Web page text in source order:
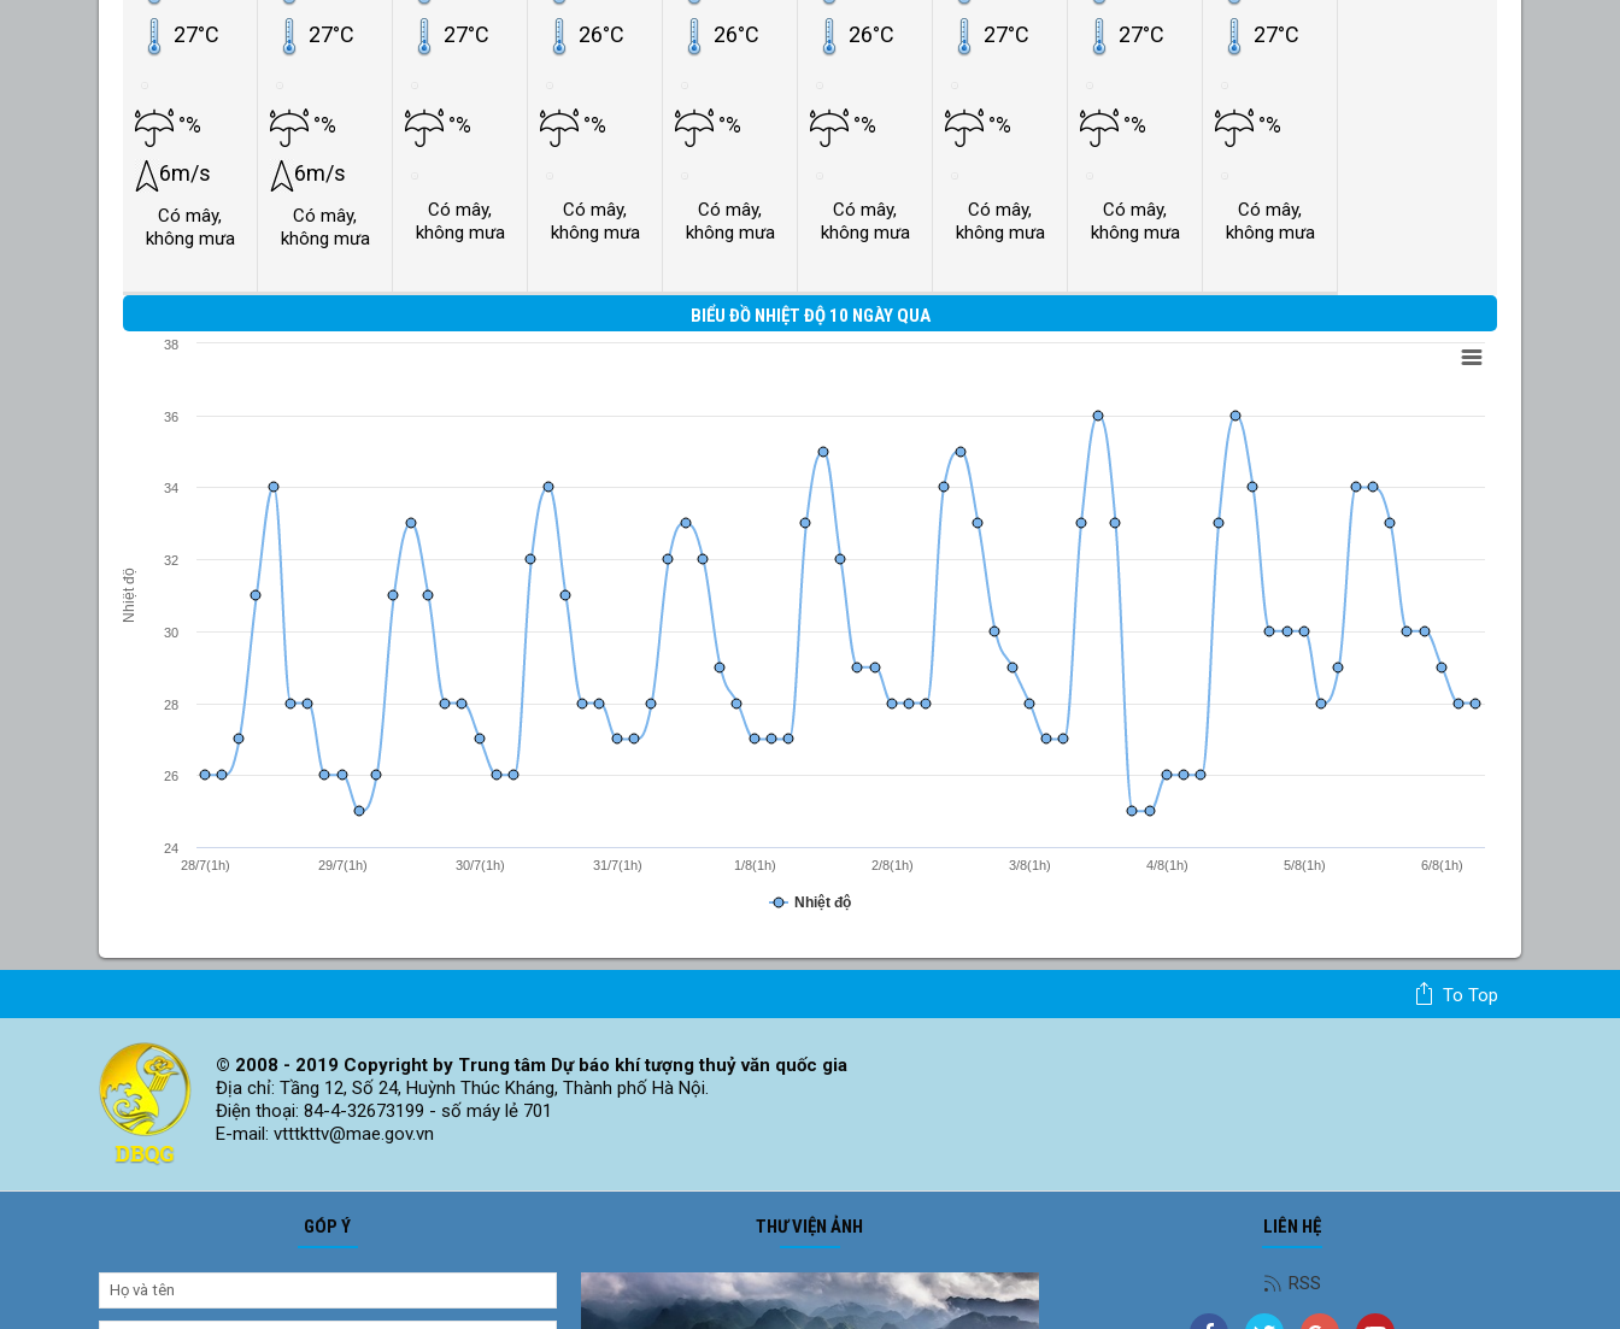
27°C
°%
6m/s
Có mây,
không mưa
27°C
°%
6m/s
Có mây,
không mưa
27°C
°%
Có mây,
không mưa
26°C
°%
Có mây,
không mưa
26°C
°%
Có mây,
không mưa
26°C
°%
Có mây,
không mưa
27°C
°%
Có mây,
không mưa
27°C
°%
Có mây,
không mưa
27°C
°%
Có mây,
không mưa
BIỂU ĐỒ NHIỆT ĐỘ 10 NGÀY QUA
Nhiệt độ
Nhiệt độ
28/7(1h) 29/7(1h) 30/7(1h) 31/7(1h) 1/8(1h) 2/8(1h) 3/8(1h) 4/8(1h) 5/8(1h) 6/8(1h)
24
26
28
30
32
34
36
38
To Top
© 2008 - 2019 Copyright by Trung tâm Dự báo khí tượng thuỷ văn quốc gia
Địa chỉ: Tầng 12, Số 24, Huỳnh Thúc Kháng, Thành phố Hà Nội.
Điện thoại: 84-4-32673199 - số máy lẻ 701
E-mail: vtttkttv@mae.gov.vn
GÓP Ý THƯ VIỆN ẢNH LIÊN HỆ
RSS